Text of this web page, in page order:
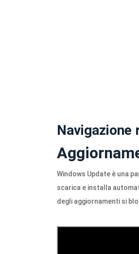
Navigazione
Windows Update è una
scarica e installa
degli aggiornamenti si